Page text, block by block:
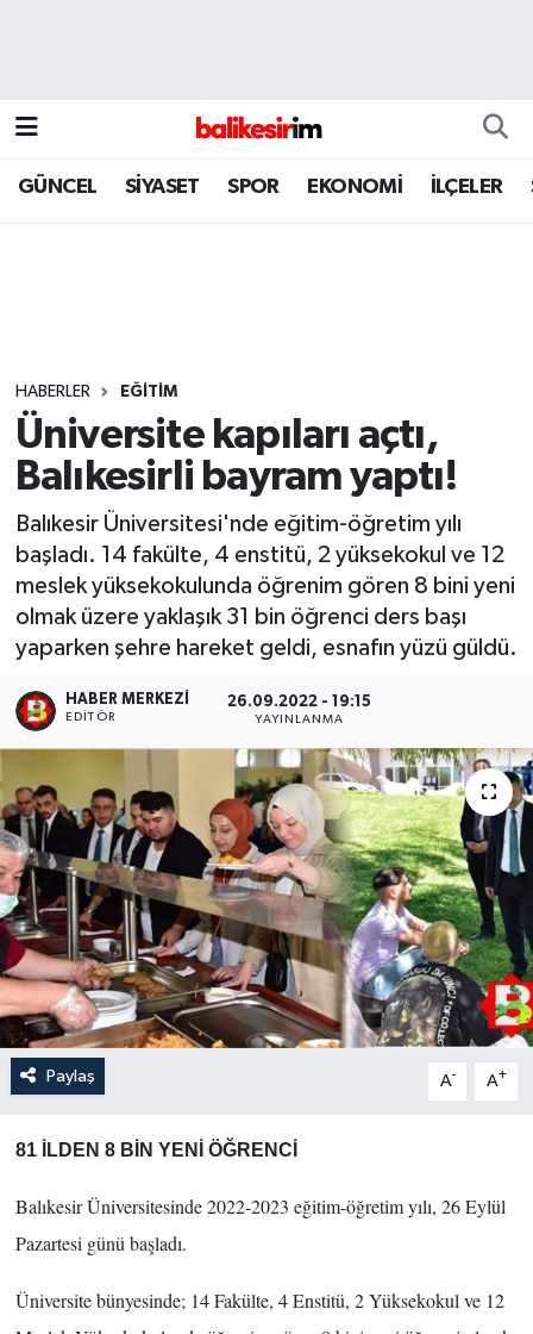
GÜNCEL SİYASET SPOR EKONOMİ İLÇELER
HABERLER EĞİTİM
Üniversite kapıları açtı,
Balıkesirli bayram yaptı!
Balıkesir Üniversitesi'nde eğitim-öğretim yılı
başladı. 14 fakülte, 4 enstitü, 2 yüksekokul ve 12
meslek yüksekokulunda öğrenim gören 8 bini yeni
olmak üzere yaklaşık 31 bin öğrenci ders başı
yaparken şehre hareket geldi, esnafın yüzü güldü.
HABER MERKEZI
EDITÖR
26.09.2022 - 19:15
YAYINLANMA
Paylaş A- A+
81 İLDEN 8 BİN YENİ ÖĞRENCİ
Balıkesir Üniversitesinde 2022-2023 eğitim-öğretim yılı, 26 Eylül
Pazartesi günü başladı.
Üniversite bünyesinde; 14 Fakülte, 4 Enstitü, 2 Yüksekokul ve 12